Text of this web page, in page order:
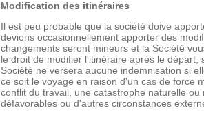
Modification des itinéraires
Il est peu probable que la société doive
devions occasionnellement apporter des
changements seront mineurs et la Société
le droit de modifier l'itinéraire après le
Société ne versera aucune indemnisation si
ce soit le voyage en raison d'un cas de force
conflit du travail, une catastrophe naturelle
défavorables ou d'autres circonstances